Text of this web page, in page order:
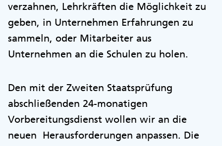
verzahnen, Lehrkräften die Möglichkeit zu
geben, in Unternehmen Erfahrungen zu
sammeln, oder Mitarbeiter aus
Unternehmen an die Schulen zu holen.
Den mit der Zweiten Staatsprüfung
abschließenden 24-monatigen
Vorbereitungsdienst wollen wir an die
neuen Herausforderungen anpassen. Die